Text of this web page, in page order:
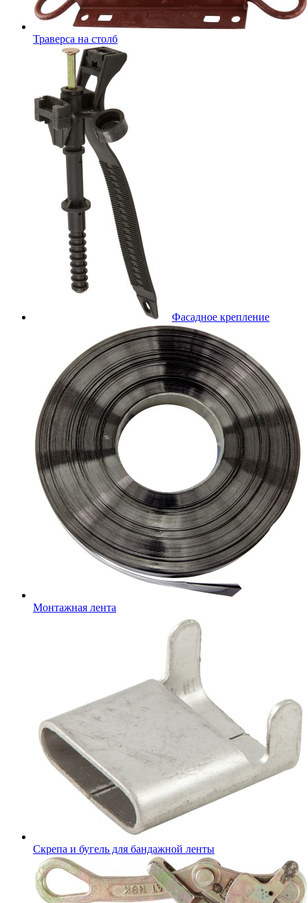
Траверса на столб
Фасадное крепление
Монтажная лента
Скрепа и бугель для бандажной ленты